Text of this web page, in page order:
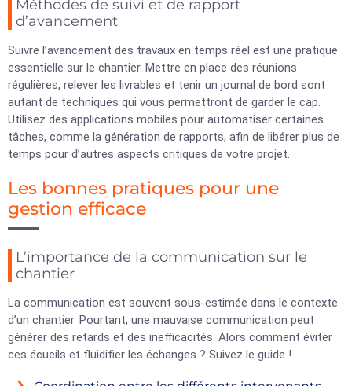
Méthodes de suivi et de rapport
d’avancement
Suivre l’avancement des travaux en temps réel est une pratique
essentielle sur le chantier. Mettre en place des réunions
régulières, relever les livrables et tenir un journal de bord sont
autant de techniques qui vous permettront de garder le cap.
Utilisez des applications mobiles pour automatiser certaines
tâches, comme la génération de rapports, afin de libérer plus de
temps pour d’autres aspects critiques de votre projet.
Les bonnes pratiques pour une
gestion efficace
L’importance de la communication sur le
chantier
La communication est souvent sous-estimée dans le contexte
d’un chantier. Pourtant, une mauvaise communication peut
générer des retards et des inefficacités. Alors comment éviter
ces écueils et fluidifier les échanges ? Suivez le guide !